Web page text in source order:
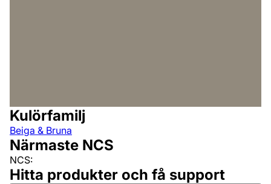
Kulörfamilj
Beiga & Bruna
Närmaste NCS
NCS:
Hitta produkter och få support